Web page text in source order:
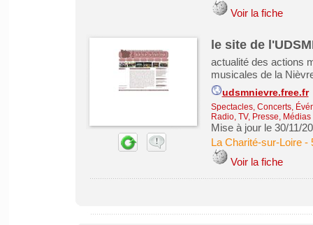
Voir la fiche
le site de
actualité des actions
musicales de la
udsmnievre.free.fr
Spectacles, Concerts,
Radio, TV, Presse, Médias
Mise à jour le 30/11/
La Charité-sur-Loire-
Voir la fiche